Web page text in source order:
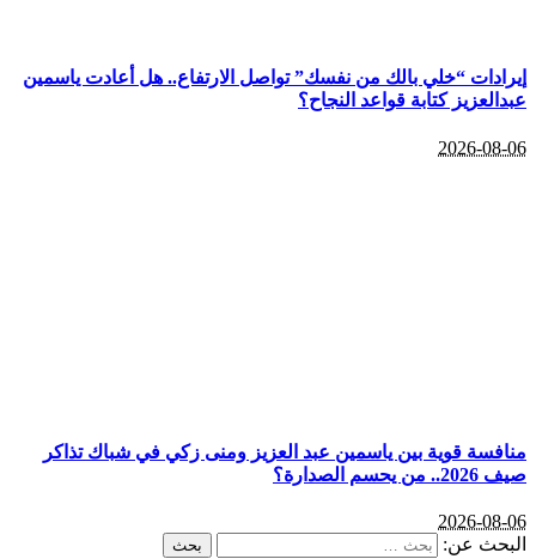
إيرادات “خلي بالك من نفسك” تواصل الارتفاع.. هل أعادت ياسمين
عبدالعزيز كتابة قواعد النجاح؟
2026-08-06
منافسة قوية بين ياسمين عبد العزيز ومنى زكي في شباك تذاكر
صيف 2026.. من يحسم الصدارة؟
2026-08-06
البحث عن: